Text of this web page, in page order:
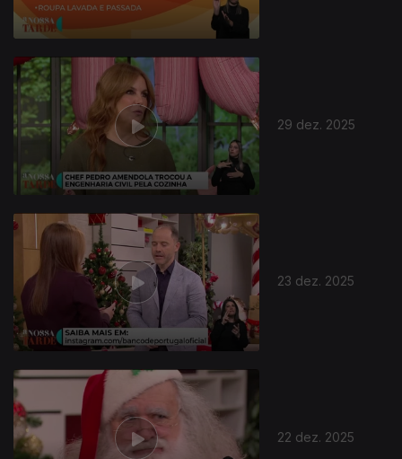
29 dez. 2025
23 dez. 2025
22 dez. 2025